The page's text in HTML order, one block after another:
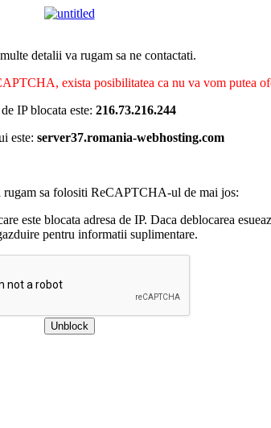
detalii va rugam sa ne contactati.
exista posibilitatea ca nu va vom putea
IP blocata este: 216.73.216.244
este: server37.romania-webhosting.com
rugam sa folositi ReCAPTCHA-ul de mai jos:
este blocata adresa de IP. Daca deblocarea
pentru informatii suplimentare.